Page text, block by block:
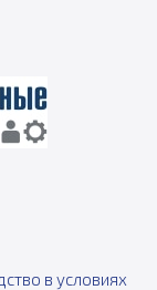
в условиях